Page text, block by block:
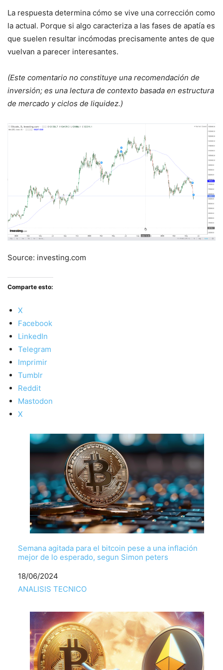
La respuesta determina cómo se vive una corrección como
la actual. Porque si algo caracteriza a las fases de apatía es
que suelen resultar incómodas precisamente antes de que
vuelvan a parecer interesantes.
(Este comentario no constituye una recomendación de
inversión; es una lectura de contexto basada en estructura
de mercado y ciclos de liquidez.)
Source: investing.com
Comparte esto:
X
Facebook
LinkedIn
Telegram
Imprimir
Tumblr
Reddit
Mastodon
X
Semana agitada para el bitcoin pese a una inflación
mejor de lo esperado, segun Simon peters
Fecha
18/06/2024
Respecto a
ANALISIS TECNICO